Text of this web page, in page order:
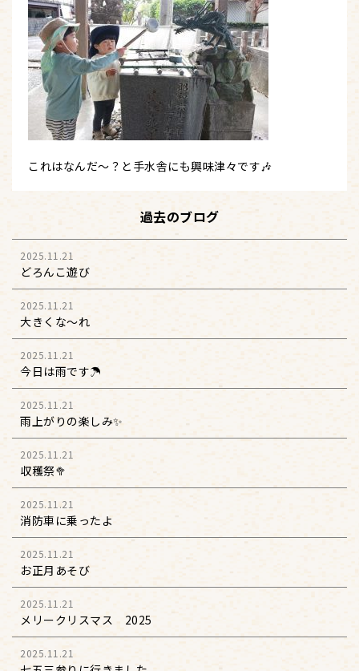
これはなんだ～？と手水舎にも興味津々です🎶
過去のブログ
2025.11.21
どろんこ遊び
2025.11.21
大きくな～れ
2025.11.21
今日は雨です☂️
2025.11.21
雨上がりの楽しみ✨
2025.11.21
収穫祭🥦
2025.11.21
消防車に乗ったよ
2025.11.21
お正月あそび
2025.11.21
メリークリスマス 2025
2025.11.21